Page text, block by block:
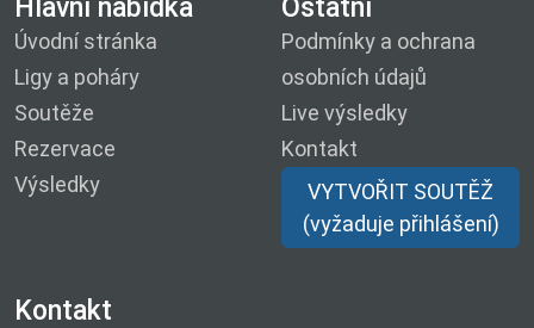
Hlavní nabídka
Úvodní stránka
Ligy a poháry
Soutěže
Rezervace
Výsledky
Ostatní
Podmínky a ochrana
osobních údajů
Live výsledky
Kontakt
VYTVOŘIT SOUTĚŽ
(vyžaduje přihlášení)
Kontakt